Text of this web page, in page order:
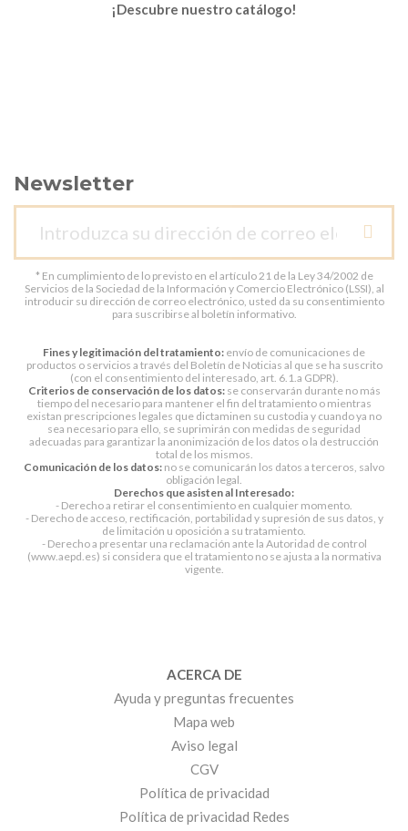
¡Descubre nuestro catálogo!
Newsletter
* En cumplimiento de lo previsto en el artículo 21 de la Ley 34/2002 de
Servicios de la Sociedad de la Información y Comercio Electrónico (LSSI), al
introducir su dirección de correo electrónico, usted da su consentimiento
para suscribirse al boletín informativo.
Fines y legitimación del tratamiento: envío de comunicaciones de
productos o servicios a través del Boletín de Noticias al que se ha suscrito
(con el consentimiento del interesado, art. 6.1.a GDPR).
Criterios de conservación de los datos:se conservarán durante no más
tiempo del necesario para mantener el fin del tratamiento o mientras
existan prescripciones legales que dictaminen su custodia y cuando ya no
sea necesario para ello, se suprimirán con medidas de seguridad
adecuadas para garantizar la anonimización de los datos o la destrucción
total de los mismos.
Comunicación de los datos: no se comunicarán los datos a terceros, salvo
obligación legal.
Derechos que asisten al Interesado:
- Derecho a retirar el consentimiento en cualquier momento.
- Derecho de acceso, rectificación, portabilidad y supresión de sus datos, y
de limitación u oposición a su tratamiento.
- Derecho a presentar una reclamación ante la Autoridad de control
(www.aepd.es) si considera que el tratamiento no se ajusta a la normativa
vigente.
ACERCA DE
Ayuda y preguntas frecuentes
Mapa web
Aviso legal
CGV
Política de privacidad
Política de privacidad Redes